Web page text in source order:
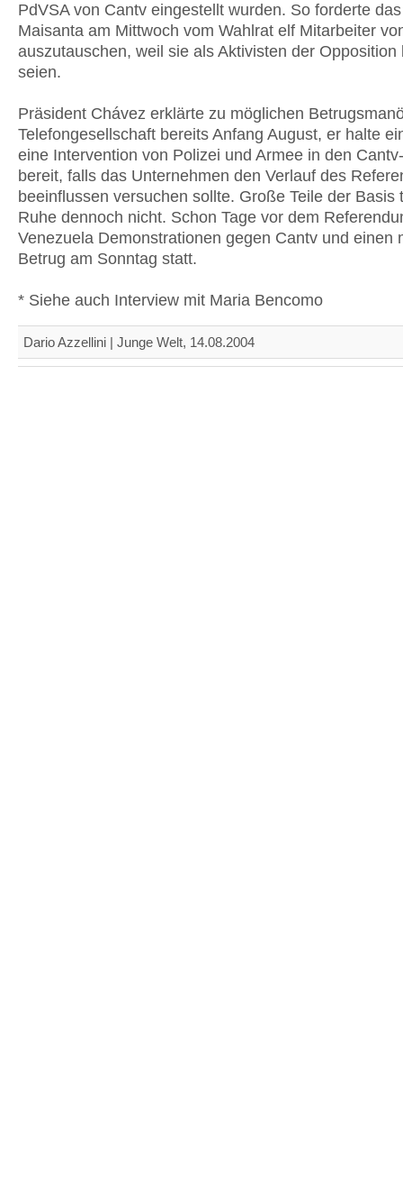
PdVSA von Cantv eingestellt wurden. So forderte
Maisanta am Mittwoch vom Wahlrat elf Mitarbeiter
auszutauschen, weil sie als Aktivisten der Opposition
seien.
Präsident Chávez erklärte zu möglichen
Telefongesellschaft bereits Anfang August, er halte
eine Intervention von Polizei und Armee in den
bereit, falls das Unternehmen den Verlauf des
beeinflussen versuchen sollte. Große Teile der Basis
Ruhe dennoch nicht. Schon Tage vor dem
Venezuela Demonstrationen gegen Cantv und einen
Betrug am Sonntag statt.
* Siehe auch Interview mit Maria Bencomo
Dario Azzellini | Junge Welt, 14.08.2004